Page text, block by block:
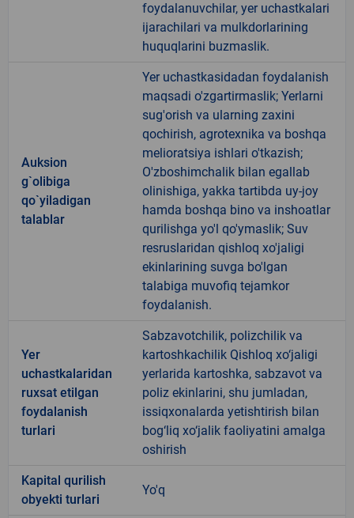
foydalanuvchilar, yer uchastkalari
ijarachilari va mulkdorlarining
huquqlarini buzmaslik.
Auksion
g`olibiga
qo`yiladigan
talablar
Yer uchastkasidadan foydalanish
maqsadi o'zgartirmaslik; Yerlarni
sug'orish va ularning zaxini
qochirish, agrotexnika va boshqa
melioratsiya ishlari o'tkazish;
O'zboshimchalik bilan egallab
olinishiga, yakka tartibda uy-joy
hamda boshqa bino va inshoatlar
qurilishga yo'l qo'ymaslik; Suv
resruslaridan qishloq xo'jaligi
ekinlarining suvga bo'lgan
talabiga muvofiq tejamkor
foydalanish.
Yer
uchastkalaridan
ruxsat etilgan
foydalanish
turlari
Sabzavotchilik, polizchilik va
kartoshkachilik Qishloq xo‘jaligi
yerlarida kartoshka, sabzavot va
poliz ekinlarini, shu jumladan,
issiqxonalarda yetishtirish bilan
bog‘liq xo‘jalik faoliyatini amalga
oshirish
Kapital qurilish
obyekti turlari
Yo'q